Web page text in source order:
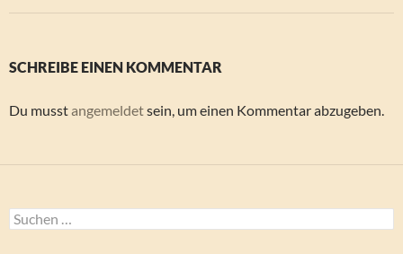
SCHREIBE EINEN KOMMENTAR
Du musstangemeldetsein, um einen Kommentar abzugeben.
Suchen
nach: